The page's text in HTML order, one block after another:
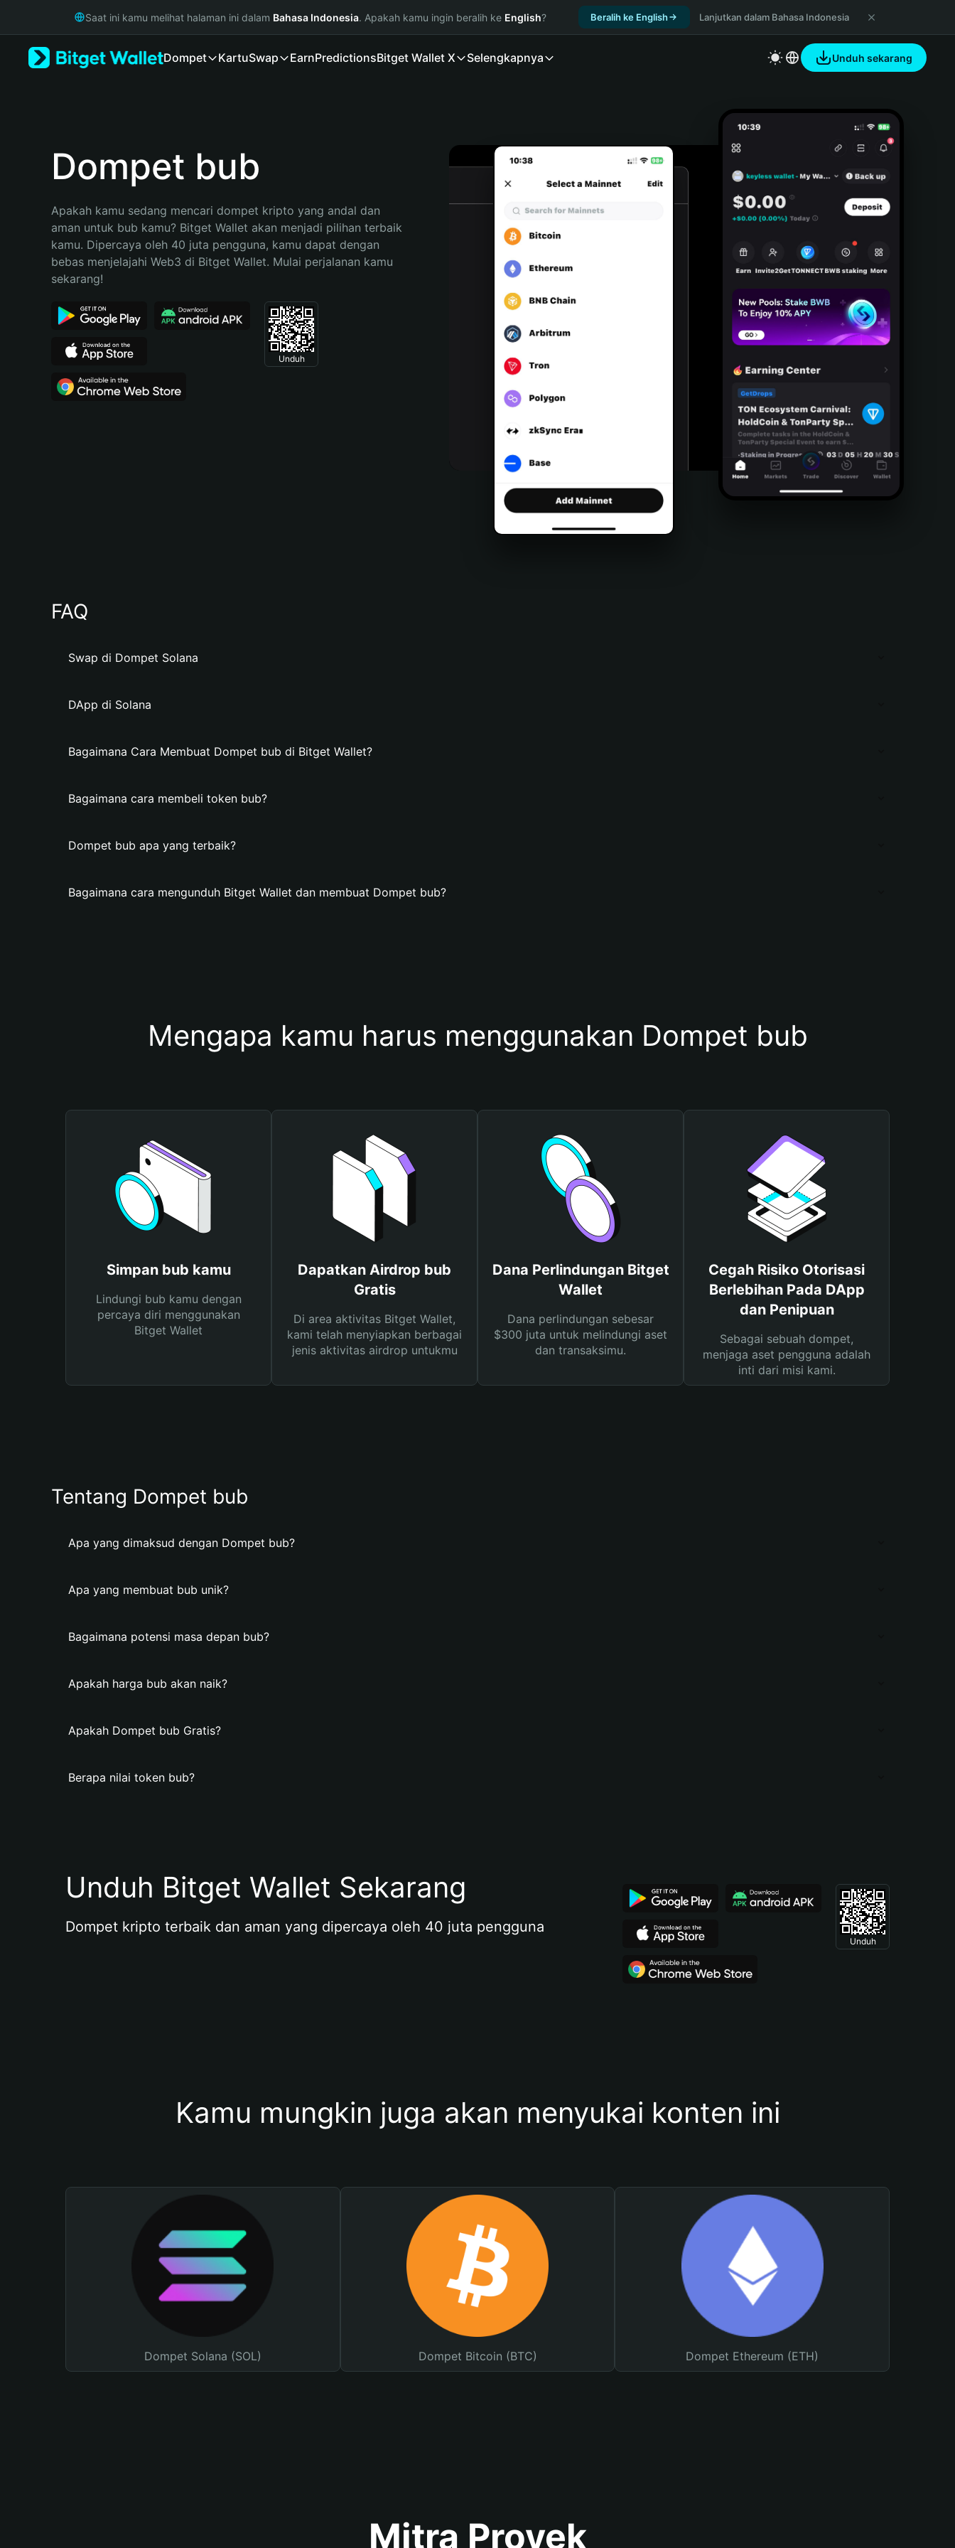
Русский
Bahasa Indonesia
Español (Argentina)
Saat ini kamu melihat halaman ini dalam Bahasa Indonesia. Apakah kamu ingin beralih ke English? Beralih ke English Lanjutkan dalam Bahasa Indonesia
Dompet KartuSwap EarnPredictionsBitget Wallet X Selengkapnya Unduh sekarang
Dompet bub
Apakah kamu sedang mencari dompet kripto yang andal dan
aman untuk bub kamu? Bitget Wallet akan menjadi pilihan terbaik
kamu. Dipercaya oleh 40 juta pengguna, kamu dapat dengan
bebas menjelajahi Web3 di Bitget Wallet. Mulai perjalanan kamu
sekarang!
Unduh
FAQ
Swap di Dompet Solana
DApp di Solana
Bagaimana Cara Membuat Dompet bub di Bitget Wallet?
Bagaimana cara membeli token bub?
Dompet bub apa yang terbaik?
Bagaimana cara mengunduh Bitget Wallet dan membuat Dompet bub?
Mengapa kamu harus menggunakan Dompet bub
Simpan bub kamu
Lindungi bub kamu dengan
percaya diri menggunakan
Bitget Wallet
Dapatkan Airdrop bub
Gratis
Di area aktivitas Bitget Wallet,
kami telah menyiapkan berbagai
jenis aktivitas airdrop untukmu
Dana Perlindungan Bitget
Wallet
Dana perlindungan sebesar
$300 juta untuk melindungi aset
dan transaksimu.
Cegah Risiko Otorisasi
Berlebihan Pada DApp
dan Penipuan
Sebagai sebuah dompet,
menjaga aset pengguna adalah
inti dari misi kami.
Tentang Dompet bub
Apa yang dimaksud dengan Dompet bub?
Apa yang membuat bub unik?
Bagaimana potensi masa depan bub?
Apakah harga bub akan naik?
Apakah Dompet bub Gratis?
Berapa nilai token bub?
Unduh Bitget Wallet Sekarang
Dompet kripto terbaik dan aman yang dipercaya oleh 40 juta pengguna
Unduh
Kamu mungkin juga akan menyukai konten ini
Dompet Solana (SOL) Dompet Bitcoin (BTC) Dompet Ethereum (ETH)
Mitra Proyek